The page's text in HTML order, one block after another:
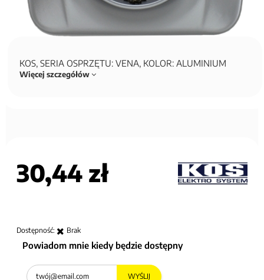
KOS, SERIA OSPRZĘTU: VENA, KOLOR: ALUMINIUM
Więcej szczegółów
30,44 zł
Dostępność: Brak
Powiadom mnie kiedy będzie dostępny
WYŚLIJ